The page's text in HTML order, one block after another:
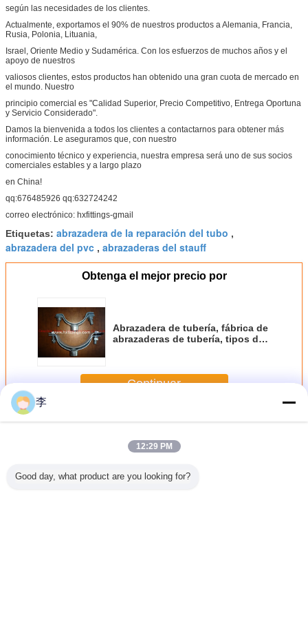
según las necesidades de los clientes.
Actualmente, exportamos el 90% de nuestros productos a Alemania, Francia,
Rusia, Polonia, Lituania,
Israel, Oriente Medio y Sudamérica. Con los esfuerzos de muchos años y el
apoyo de nuestros
valiosos clientes, estos productos han obtenido una gran cuota de mercado en
el mundo. Nuestro
principio comercial es "Calidad Superior, Precio Competitivo, Entrega Oportuna
y Servicio Considerado".
Damos la bienvenida a todos los clientes a contactarnos para obtener más
información. Le aseguramos que, con nuestro
conocimiento técnico y experiencia, nuestra empresa será uno de sus socios
comerciales estables y a largo plazo
en China!
qq:676485926 qq:632724242
correo electrónico: hxfittings-gmail
Etiquetas: abrazadera de la reparación del tubo ,
abrazadera del pvc , abrazaderas del stauff
Obtenga el mejor precio por
Abrazadera de tubería, fábrica de
abrazaderas de tubería, tipos de
Continuar
MásAbrazadera de tubo
李
12:29 PM
Good day, what product are you looking for?